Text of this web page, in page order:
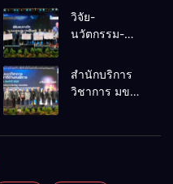
วิจัย-
นวัตกรรม-
คือโอกาสใหม่
ของคนพิการ
เศรษฐกิจ
สำนักบริการ
วิชาการ มข.